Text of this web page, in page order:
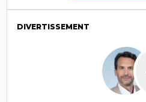
DIVERTISSEMENT